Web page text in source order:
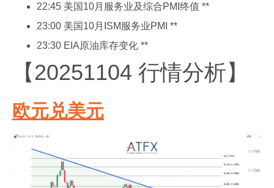
22:45 美国10月服务业及综合PMI终值 **
23:00 美国10月ISM服务业PMI **
23:30 EIA原油库存变化 **
【20251104 行情分析】
欧元兑美元